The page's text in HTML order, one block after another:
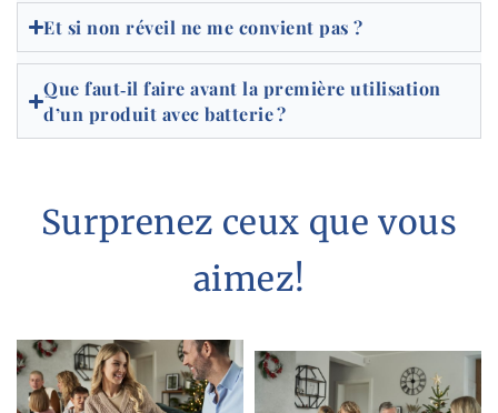
Et si non réveil ne me convient pas ?
Que faut‑il faire avant la première utilisation
d’un produit avec batterie ?
Surprenez ceux que vous
aimez!